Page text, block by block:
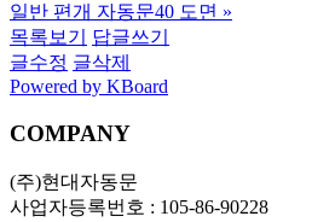
일반 편개 자동문40 도면 »
목록보기
답글쓰기
글수정 글삭제
Powered by KBoard
COMPANY
(주)현대자동문
사업자등록번호 : 105-86-90228